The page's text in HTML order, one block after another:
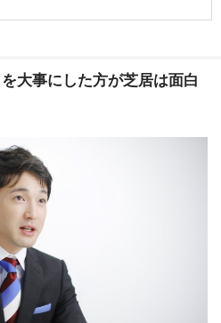
大事にした方が芝居は面白